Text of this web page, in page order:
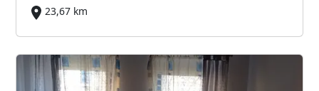
23,67 km